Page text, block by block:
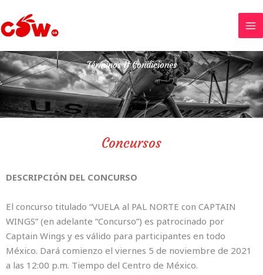
al
contenido
Términos Y Condiciones
Concursos
DESCRIPCIÓN DEL CONCURSO
El concurso titulado “VUELA al PAL NORTE con CAPTAIN
WINGS” (en adelante “Concurso”) es patrocinado por
Captain Wings y es válido para participantes en todo
México. Dará comienzo el viernes 5 de noviembre de 2021
a las 12:00 p.m. Tiempo del Centro de México.